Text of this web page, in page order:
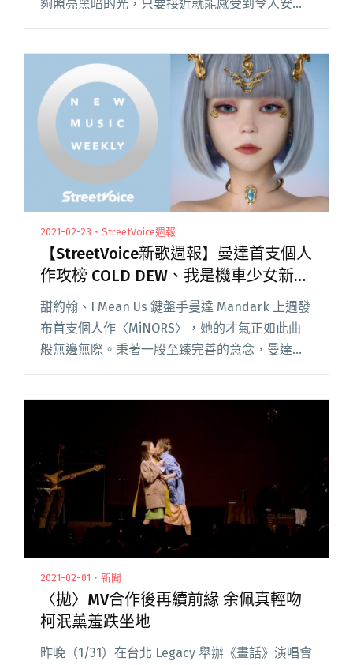
夠照亮黑暗的光，只要接近就能感受到令人安心
頁，聽他一步步解說每個設計細節後閱讀全文
"【吹專訪】與夥伴自立音樂公司十年，光良：我
們的心態蠻indie的"
2021-02-23・StreetVoice週報
【StreetVoice新歌週報】曼達首支個人
作攻榜 COLD DEW、我是機車少女新作
值得一聽
甜約翰、I Mean Us 鍵盤手曼達 Mandark 上週發
布首支個人作〈MiNORS〉，她的才氣正如此曲
般無邊無際。秉著一股至臻完善的意念，曼達
Mandark 耗盡家財找來各方助陣：加拿大友團
"【StreetVoice新歌週報】曼達首支個人作攻榜
COLD DEW、我是機車少女新作值得一聽"
2021-02-01・新聞
〈拋〉MV合作後再續前緣 余佩真輕吻
柯泯薰羞跌坐地
昨晚（1/31）在台北 Legacy 舉辦《畫話》演唱會